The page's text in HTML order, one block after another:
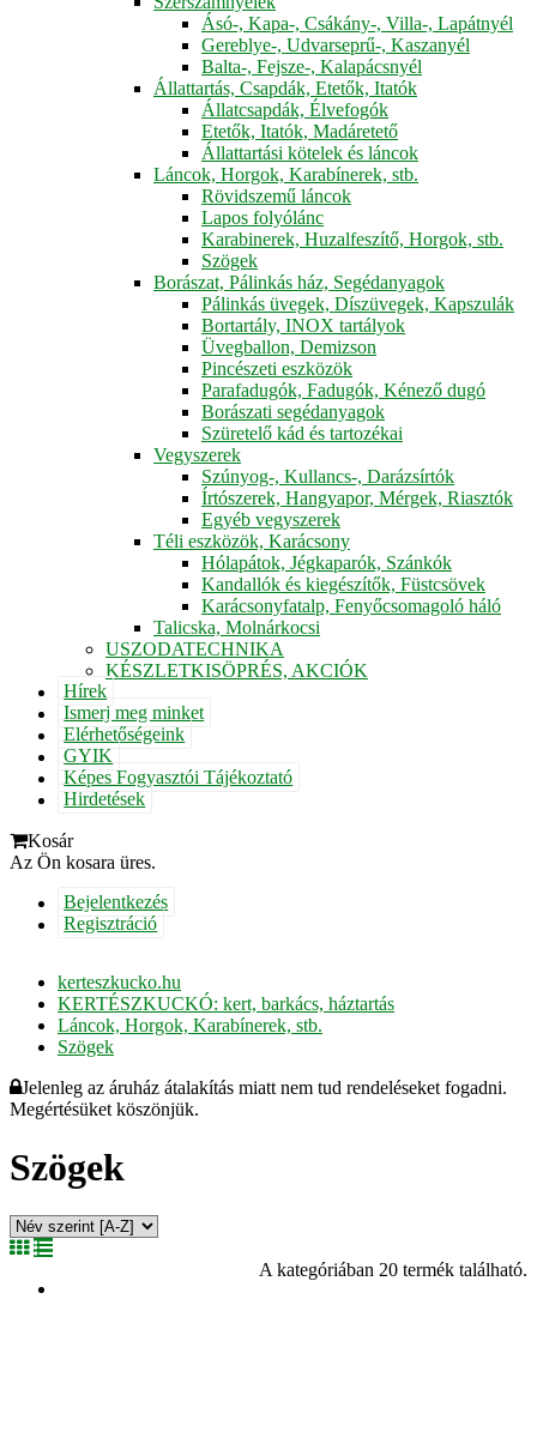
Ásó-, Kapa-, Csákány-, Villa-, Lapátnyél
Gereblye-, Udvarseprű-, Kaszanyél
Balta-, Fejsze-, Kalapácsnyél
Állattartás, Csapdák, Etetők, Itatók
Állatcsapdák, Élvefogók
Etetők, Itatók, Madáretető
Állattartási kötelek és láncok
Láncok, Horgok, Karabínerek, stb.
Rövidszemű láncok
Lapos folyólánc
Karabinerek, Huzalfeszítő, Horgok, stb.
Szögek
Borászat, Pálinkás ház, Segédanyagok
Pálinkás üvegek, Díszüvegek, Kapszulák
Bortartály, INOX tartályok
Üvegballon, Demizson
Pincészeti eszközök
Parafadugók, Fadugók, Kénező dugó
Borászati segédanyagok
Szüretelő kád és tartozékai
Vegyszerek
Szúnyog-, Kullancs-, Darázsírtók
Írtószerek, Hangyapor, Mérgek, Riasztók
Egyéb vegyszerek
Téli eszközök, Karácsony
Hólapátok, Jégkaparók, Szánkók
Kandallók és kiegészítők, Füstcsövek
Karácsonyfatalp, Fenyőcsomagoló háló
Talicska, Molnárkocsi
USZODATECHNIKA
KÉSZLETKISÖPRÉS, AKCIÓK
Hírek
Ismerj meg minket
Elérhetőségeink
GYIK
Képes Fogyasztói Tájékoztató
Hirdetések
Kosár
Az Ön kosara üres.
Bejelentkezés
Regisztráció
kerteszkucko.hu
KERTÉSZKUCKÓ: kert, barkács, háztartás
Láncok, Horgok, Karabínerek, stb.
Szögek
Jelenleg az áruház átalakítás miatt nem tud rendeléseket fogadni.
Megértésüket köszönjük.
Szögek
A kategóriában 20 termék található.